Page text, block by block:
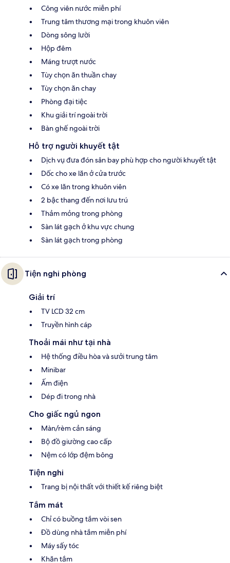
Công viên nước miễn phí
Trung tâm thương mại trong khuôn viên
Dòng sông lười
Hộp đêm
Máng trượt nước
Tùy chọn ăn thuần chay
Tùy chọn ăn chay
Phòng đại tiệc
Khu giải trí ngoài trời
Bàn ghế ngoài trời
Hỗ trợ người khuyết tật
Dịch vụ đưa đón sân bay phù hợp cho người khuyết tật
Dốc cho xe lăn ở cửa trước
Có xe lăn trong khuôn viên
2 bậc thang đến nơi lưu trú
Thảm mỏng trong phòng
Sàn lát gạch ở khu vực chung
Sàn lát gạch trong phòng
Tiện nghi phòng
Giải trí
TV LCD 32 cm
Truyền hình cáp
Thoải mái như tại nhà
Hệ thống điều hòa và sưởi trung tâm
Minibar
Ấm điện
Dép đi trong nhà
Cho giấc ngủ ngon
Màn/rèm cản sáng
Bộ đồ giường cao cấp
Nệm có lớp đệm bông
Tiện nghi
Trang bị nội thất với thiết kế riêng biệt
Tắm mát
Chỉ có buồng tắm vòi sen
Đồ dùng nhà tắm miễn phí
Máy sấy tóc
Khăn tắm